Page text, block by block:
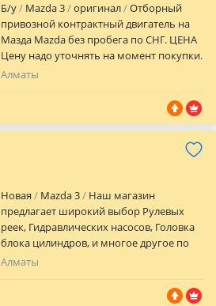
Б/y Mazda 3 оригинал
Отборный
привозной контрактный двигатель на
Мазда Mazda без пробега по СНГ. ЦЕНА
Цену надо уточнять на момент покупки.
ГАРАНТИЯ Гарантийный срок на
двигателей видеоэндоскопом, проверка
навесного оборудования на стендах.
Фото-видео отчет проверки. СЕРВИС
профессиональная диагностика,
обслуживание под ключ с гарантией.
ОПЛАТА Наличными, переводы,
удаленно через QR, RED, рассрочка,
безналичными для юридических лиц.
Доставка через фуры, индрайвер, поезд
Алматы
Новая Mazda 3
Наш магазин
предлагает широкий выбор Рулевых
реек, Гидравлических насосов, Головка
блока цилиндров, и многое другое по
ходовому и по мотору Отправка по
постоянных клиентов и Мастерам
Алматы